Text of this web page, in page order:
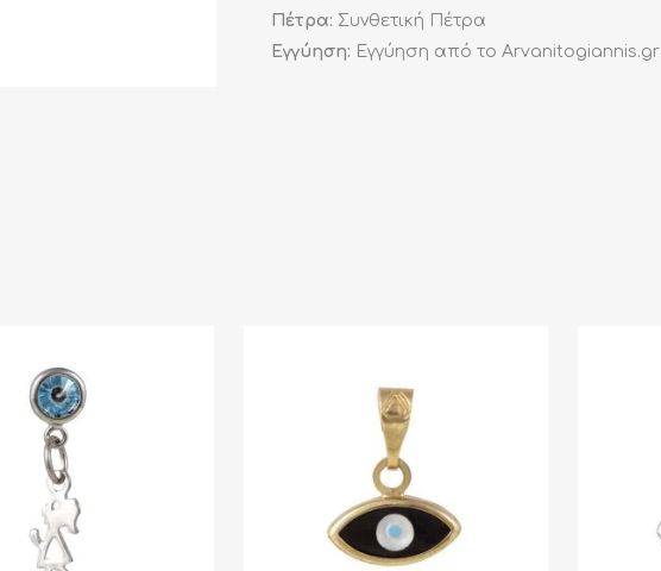
Πέτρα: Συνθετική Πέτρα
Εγγύηση: Εγγύηση από το Arvanitogiannis.gr